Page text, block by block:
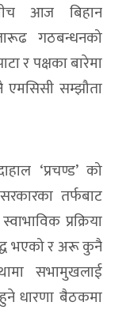
आज बिहान
गठबन्धनको
र पक्षका बारेमा
सम्झौता
‘प्रचण्ड’ को
तर्फबाट
प्रक्रिया
भएको र अरू कुनै
सभामुखलाई
धारणा बैठकमा